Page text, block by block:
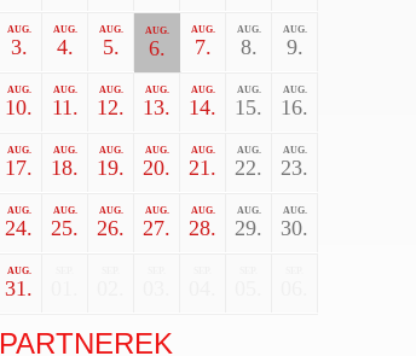
AUG.
3.
AUG.
4.
AUG.
5.
AUG.
6.
AUG.
7.
AUG.
8.
AUG.
9.
AUG.
10.
AUG.
11.
AUG.
12.
AUG.
13.
AUG.
14.
AUG.
15.
AUG.
16.
AUG.
17.
AUG.
18.
AUG.
19.
AUG.
20.
AUG.
21.
AUG.
22.
AUG.
23.
AUG.
24.
AUG.
25.
AUG.
26.
AUG.
27.
AUG.
28.
AUG.
29.
AUG.
30.
AUG.
31.
PARTNEREK